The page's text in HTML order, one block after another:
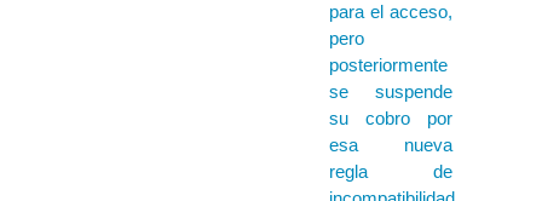
para el acceso,
pero
posteriormente
se suspende
su cobro por
esa nueva
regla de